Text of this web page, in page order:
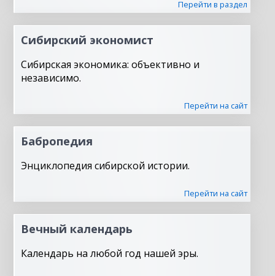
Перейти в раздел
Сибирский экономист
Сибирская экономика: объективно и
независимо.
Перейти на сайт
Бабропедия
Энциклопедия сибирской истории.
Перейти на сайт
Вечный календарь
Календарь на любой год нашей эры.